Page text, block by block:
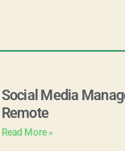
Social Media
Remote
Read More »